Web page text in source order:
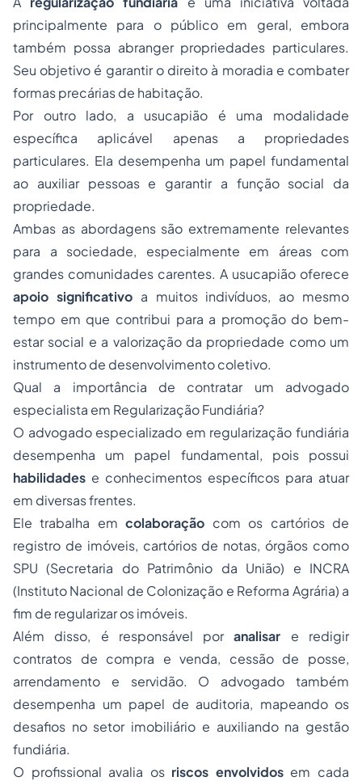
principalmente para o público em geral, embora
também possa abranger propriedades particulares.
Seu objetivo é garantir o direito à moradia e combater
formas precárias de habitação.
Por outro lado, a usucapião é uma modalidade
específica aplicável apenas a propriedades
particulares. Ela desempenha um papel fundamental
ao auxiliar pessoas e garantir a função social da
propriedade.
Ambas as abordagens são extremamente relevantes
para a sociedade, especialmente em áreas com
grandes comunidades carentes. A usucapião oferece
apoio significativoa muitos indivíduos, ao mesmo
tempo em que contribui para a promoção do bem-
estar social e a valorização da propriedade como um
instrumento de desenvolvimento coletivo.
Qual a importância de contratar um advogado
especialista em Regularização Fundiária?
O advogado especializado em regularização fundiária
desempenha um papel fundamental, pois possui
habilidades e conhecimentos específicos para atuar
em diversas frentes.
Ele trabalha emcolaboração com os cartórios de
registro de imóveis, cartórios de notas, órgãos como
SPU (Secretaria do Patrimônio da União) e INCRA
(Instituto Nacional de Colonização e Reforma Agrária) a
fim de regularizar os imóveis.
Além disso, é responsável poranalisar e redigir
contratos de compra e venda, cessão de posse,
arrendamento e servidão. O advogado também
desempenha um papel de auditoria, mapeando os
desafios no setor imobiliário e auxiliando na gestão
fundiária.
O profissional avalia os riscos envolvidos em cada